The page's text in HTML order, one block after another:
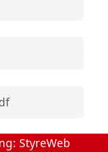
StyreWeb